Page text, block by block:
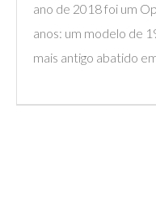
ano de 2018 foi um
anos: um modelo de
mais antigo abatido